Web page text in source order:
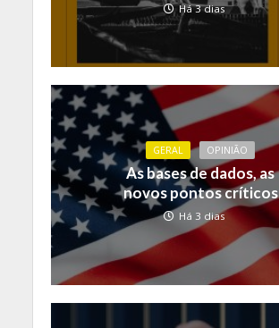
Há 3 dias
GERAL OPINIÃO
As bases de dados, as
novos pontos críticos
Há 3 dias